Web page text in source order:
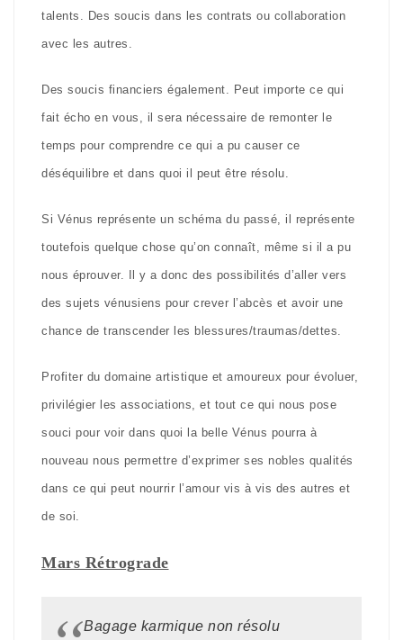
talents. Des soucis dans les contrats ou collaboration
avec les autres.
Des soucis financiers également. Peut importe ce qui
fait écho en vous, il sera nécessaire de remonter le
temps pour comprendre ce qui a pu causer ce
déséquilibre et dans quoi il peut être résolu.
Si Vénus représente un schéma du passé, il représente
toutefois quelque chose qu’on connaît, même si il a pu
nous éprouver. Il y a donc des possibilités d’aller vers
des sujets vénusiens pour crever l’abcès et avoir une
chance de transcender les blessures/traumas/dettes.
Profiter du domaine artistique et amoureux pour évoluer,
privilégier les associations, et tout ce qui nous pose
souci pour voir dans quoi la belle Vénus pourra à
nouveau nous permettre d’exprimer ses nobles qualités
dans ce qui peut nourrir l’amour vis à vis des autres et
de soi.
Mars Rétrograde
Bagage karmique non résolu